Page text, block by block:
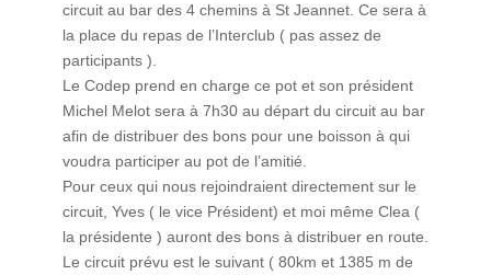
circuit au bar des 4 chemins à St Jeannet. Ce sera à
la place du repas de l’Interclub ( pas assez de
participants ).
Le Codep prend en charge ce pot et son président
Michel Melot sera à 7h30 au départ du circuit au bar
afin de distribuer des bons pour une boisson à qui
voudra participer au pot de l’amitié.
Pour ceux qui nous rejoindraient directement sur le
circuit, Yves ( le vice Président) et moi même Clea (
la présidente ) auront des bons à distribuer en route.
Le circuit prévu est le suivant ( 80km et 1385 m de